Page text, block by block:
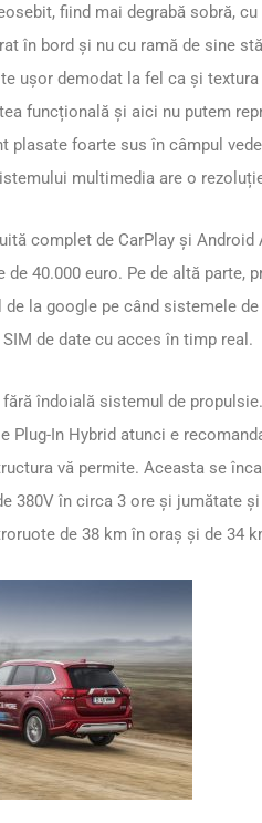
fiind mai degrabă sobră,
în bord și nu cu ramă de sine
ușor demodat la fel ca și
funcțională și aici nu putem
foarte sus în câmpul
multimedia are o
complet de CarPlay și Android
40.000 euro. Pe de altă parte,
la google pe când sistemele
de date cu acces în timp real.
îndoială sistemul de
Plug-In Hybrid atunci e
vă permite. Aceasta se
380V în circa 3 ore și jumătate
de 38 km în oraș și de 34